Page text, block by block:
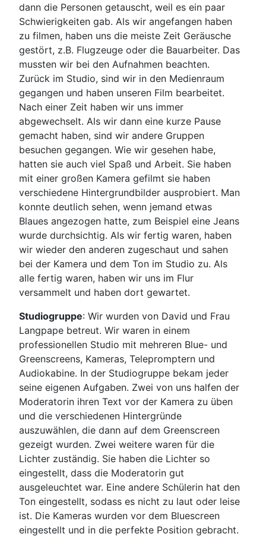
dann die Personen getauscht, weil es ein paar
Schwierigkeiten gab. Als wir angefangen haben
zu filmen, haben uns die meiste Zeit Geräusche
gestört, z.B. Flugzeuge oder die Bauarbeiter. Das
mussten wir bei den Aufnahmen beachten.
Zurück im Studio, sind wir in den Medienraum
gegangen und haben unseren Film bearbeitet.
Nach einer Zeit haben wir uns immer
abgewechselt. Als wir dann eine kurze Pause
gemacht haben, sind wir andere Gruppen
besuchen gegangen. Wie wir gesehen habe,
hatten sie auch viel Spaß und Arbeit. Sie haben
mit einer großen Kamera gefilmt sie haben
verschiedene Hintergrundbilder ausprobiert. Man
konnte deutlich sehen, wenn jemand etwas
Blaues angezogen hatte, zum Beispiel eine Jeans
wurde durchsichtig. Als wir fertig waren, haben
wir wieder den anderen zugeschaut und sahen
bei der Kamera und dem Ton im Studio zu. Als
alle fertig waren, haben wir uns im Flur
versammelt und haben dort gewartet.
Studiogruppe: Wir wurden von David und Frau
Langpape betreut. Wir waren in einem
professionellen Studio mit mehreren Blue- und
Greenscreens, Kameras, Telepromptern und
Audiokabine. In der Studiogruppe bekam jeder
seine eigenen Aufgaben. Zwei von uns halfen der
Moderatorin ihren Text vor der Kamera zu üben
und die verschiedenen Hintergründe
auszuwählen, die dann auf dem Greenscreen
gezeigt wurden. Zwei weitere waren für die
Lichter zuständig. Sie haben die Lichter so
eingestellt, dass die Moderatorin gut
ausgeleuchtet war. Eine andere Schülerin hat den
Ton eingestellt, sodass es nicht zu laut oder leise
ist. Die Kameras wurden vor dem Bluescreen
eingestellt und in die perfekte Position gebracht.